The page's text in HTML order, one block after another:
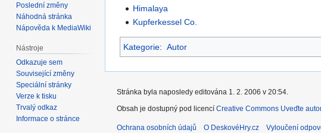
Himalaya
Kupferkessel Co.
Kategorie: Autor
Poslední změny
Náhodná stránka
Nápověda k MediaWiki
Nástroje
Odkazuje sem
Související změny
Speciální stránky
Verze k tisku
Trvalý odkaz
Informace o stránce
Stránka byla naposledy editována 1. 2. 2006 v 20:54.
Obsah je dostupný pod licencí Creative Commons Uveďte
Ochrana osobních údajů O DeskovéHry.cz Vyloučení